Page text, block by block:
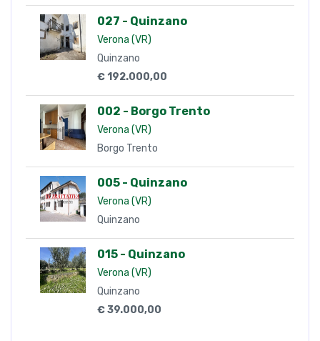
027 - Quinzano
Verona (VR)
Quinzano
€ 192.000,00
002 - Borgo Trento
Verona (VR)
Borgo Trento
005 - Quinzano
Verona (VR)
Quinzano
015 - Quinzano
Verona (VR)
Quinzano
€ 39.000,00